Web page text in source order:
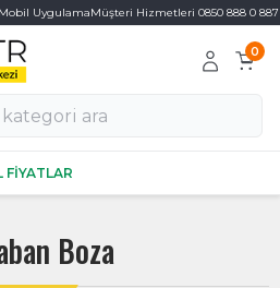
Mobil UygulamaMüşteri Hizmetleri 0850 888 0 887
0
Boza